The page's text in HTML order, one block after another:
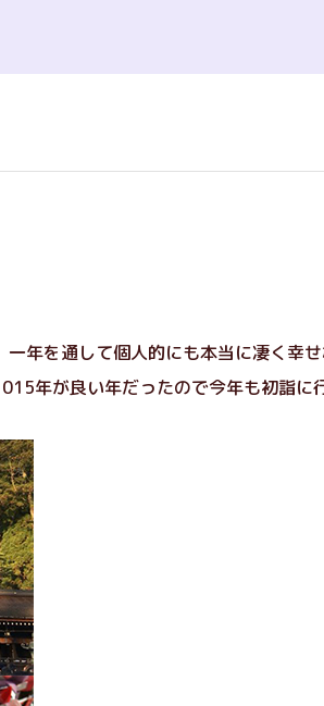
年を通して個人的にも本当に凄く幸
年が良い年だったので今年も初詣に